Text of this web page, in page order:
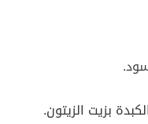
بزيت الزيتون.